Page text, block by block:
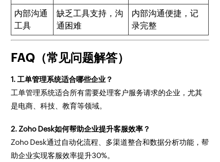
内部沟通
工具
缺乏工具支持，沟
通困难
内部沟通便捷，记
录完整
FAQ（常见问题解答）
1. 工单管理系统适合哪些企业？
工单管理系统适合所有需要处理客户服务请求的企业，尤其
是电商、科技、教育等领域。
2. Zoho Desk如何帮助企业提升客服效率？
Zoho Desk通过自动化流程、多渠道整合和数据分析功能，帮
助企业实现客服效率提升30%。